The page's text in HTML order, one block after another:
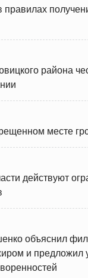
правилах
района
месте
действуют
объяснил
и предложил